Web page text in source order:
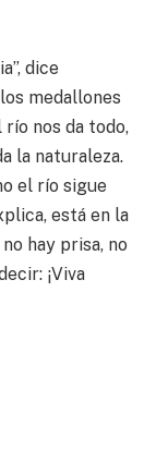
dice
medallones
nos da todo,
la naturaleza.
el río sigue
está en la
hay prisa, no
¡Viva